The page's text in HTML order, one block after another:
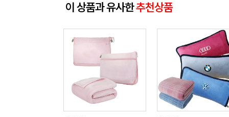
이 상품과 유사한추천상품